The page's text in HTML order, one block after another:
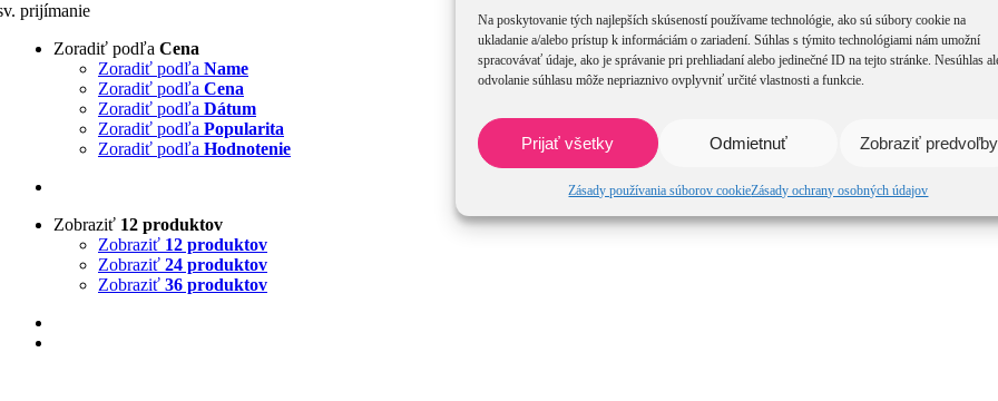
Na poskytovanie tých najlepších skúseností používame technológie, ako sú súbory cookie na
ukladanie a/alebo prístup k informáciám o zariadení. Súhlas s týmito technológiami nám umožní
spracovávať údaje, ako je správanie pri prehliadaní alebo jedinečné ID na tejto stránke. Nesúhlas
odvolanie súhlasu môže nepriaznivo ovplyvniť určité vlastnosti a funkcie.
Prijať všetky Odmietnuť Zobraziť predvoľby
Zásady používania súborov cookieZásady ochrany osobných údajov
prijímanie
Zoradiť podľa Cena
Zoradiť podľa Name
Zoradiť podľa Cena
Zoradiť podľa Dátum
Zoradiť podľa Popularita
Zoradiť podľa Hodnotenie
Zobraziť 12 produktov
Zobraziť 12 produktov
Zobraziť 24 produktov
Zobraziť 36 produktov
Zatvoriť rýchle zobrazenie produktu ×
Title